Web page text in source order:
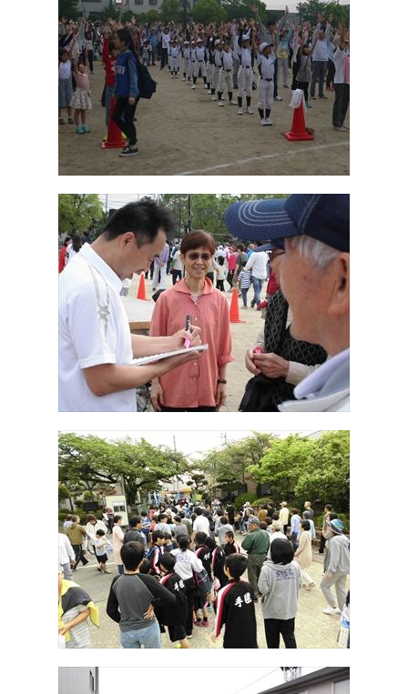
お問い合わせ
ラジオ体操・みんなの体操
ラジオ体操ポータルサイト
お客さまの声／お客さまサービス向上の取組み
かんぽジャンクション